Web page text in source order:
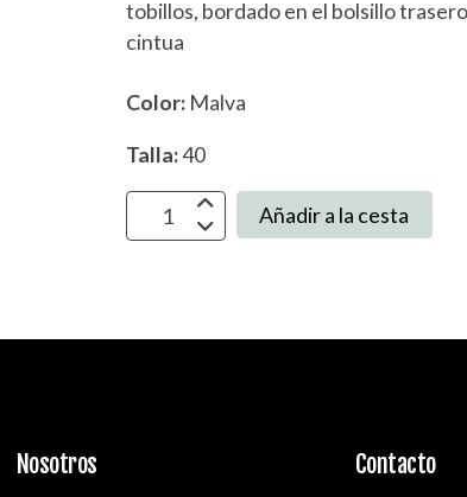
tobillos, bordado en el bolsillo trasero
cintua
Color: Malva
Talla:40
Añadir a la cesta
Nosotros Contacto